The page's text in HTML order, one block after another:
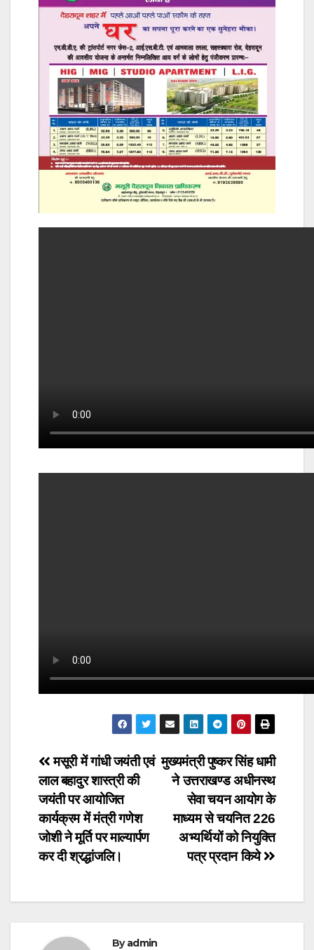
Post
navigation
मुख्यमंत्री पुष्कर सिंह धामी
ने उत्तराखण्ड अधीनस्थ
सेवा चयन आयोग के
माध्यम से चयनित 226
अभ्यर्थियों को नियुक्ति
पत्र प्रदान किये
मसूरी में गांधी जयंती एवं
लाल बहादुर शास्त्री की
जयंती पर आयोजित
कार्यक्रम में मंत्री गणेश
जोशी ने मूर्ति पर माल्यार्पण
कर दी श्रद्धांजलि।
Byadmin